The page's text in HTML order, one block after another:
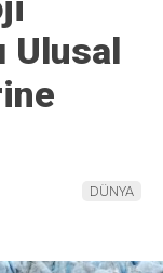
Ulusal
DÜNYA